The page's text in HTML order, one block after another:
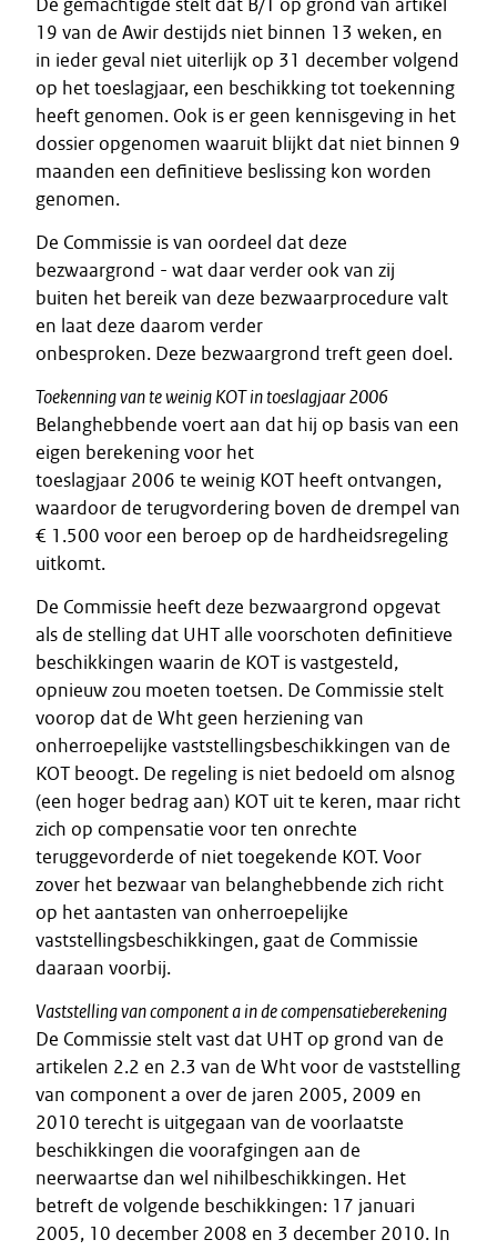
De gemachtigde stelt dat B/T op grond van artikel
19 van de Awir destijds niet binnen 13 weken, en
in ieder geval niet uiterlijk op 31 december volgend
op het toeslagjaar, een beschikking tot toekenning
heeft genomen. Ook is er geen kennisgeving in het
dossier opgenomen waaruit blijkt dat niet binnen 9
maanden een definitieve beslissing kon worden
genomen.
De Commissie is van oordeel dat deze
bezwaargrond - wat daar verder ook van zij
buiten het bereik van deze bezwaarprocedure valt
en laat deze daarom verder
onbesproken. Deze bezwaargrond treft geen doel.
Toekenning van te weinig KOT in toeslagjaar 2006
Belanghebbende voert aan dat hij op basis van een
eigen berekening voor het
toeslagjaar 2006 te weinig KOT heeft ontvangen,
waardoor de terugvordering boven de drempel van
€ 1.500 voor een beroep op de hardheidsregeling
uitkomt.
De Commissie heeft deze bezwaargrond opgevat
als de stelling dat UHT alle voorschoten definitieve
beschikkingen waarin de KOT is vastgesteld,
opnieuw zou moeten toetsen. De Commissie stelt
voorop dat de Wht geen herziening van
onherroepelijke vaststellingsbeschikkingen van de
KOT beoogt. De regeling is niet bedoeld om alsnog
(een hoger bedrag aan) KOT uit te keren, maar richt
zich op compensatie voor ten onrechte
teruggevorderde of niet toegekende KOT. Voor
zover het bezwaar van belanghebbende zich richt
op het aantasten van onherroepelijke
vaststellingsbeschikkingen, gaat de Commissie
daaraan voorbij.
Vaststelling van component a in de compensatieberekening
De Commissie stelt vast dat UHT op grond van de
artikelen 2.2 en 2.3 van de Wht voor de vaststelling
van component a over de jaren 2005, 2009 en
2010 terecht is uitgegaan van de voorlaatste
beschikkingen die voorafgingen aan de
neerwaartse dan wel nihilbeschikkingen. Het
betreft de volgende beschikkingen: 17 januari
2005, 10 december 2008 en 3 december 2010. In